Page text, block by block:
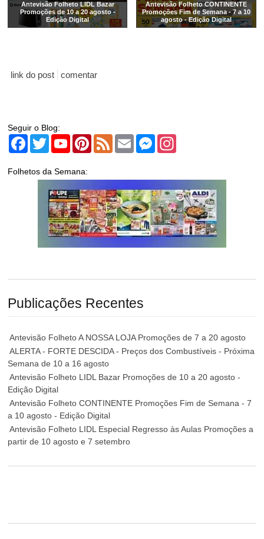
Antevisão Folheto LIDL Bazar
Promoções de 10 a 20 agosto -
Edição Digital
Antevisão Folheto CONTINENTE
Promoções Fim de Semana - 7 a 10
agosto - Edição Digital
link do post comentar
Seguir o Blog:
Facebook
TwitterYouTubePinterest
Feed Email Messenger
Folhetos da Semana:
Publicações Recentes
Antevisão Folheto A NOSSA LOJA Promoções de 7 a 20 agosto
ALERTA - FORTE DESCIDA - Preços dos Combustíveis - Próxima
Semana de 10 a 16 agosto
Antevisão Folheto LIDL Bazar Promoções de 10 a 20 agosto -
Edição Digital
Antevisão Folheto CONTINENTE Promoções Fim de Semana - 7
a 10 agosto - Edição Digital
Antevisão Folheto LIDL Especial Regresso às Aulas Promoções a
partir de 10 agosto e 7 setembro